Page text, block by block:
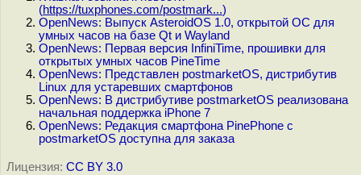
(https://tuxphones.com/postmark...)
OpenNews: Выпуск AsteroidOS 1.0, открытой ОС для
умных часов на базе Qt и Wayland
OpenNews: Первая версия InfiniTime, прошивки для
открытых умных часов PineTime
OpenNews: Представлен postmarketOS, дистрибутив
Linux для устаревших смартфонов
OpenNews: В дистрибутиве postmarketOS реализована
начальная поддержка iPhone 7
OpenNews: Редакция смартфона PinePhone с
postmarketOS доступна для заказа
Лицензия: CC BY 3.0